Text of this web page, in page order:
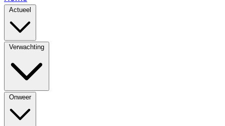
Actueel
Verwachting
Onweer